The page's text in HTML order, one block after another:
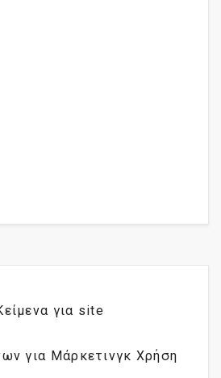
για site
για Μάρκετινγκ Χρήση